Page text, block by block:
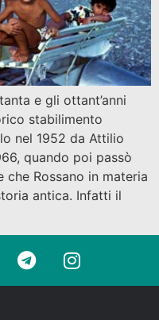
e gli ottant’anni
stabilimento
nel 1952 da Attilio
quando poi passò
che Rossano in materia
antica. Infatti il